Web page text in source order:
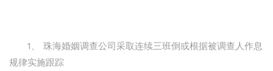
1、 珠海婚姻调查公司采取连续三班倒或根据被调查人作息
规律实施跟踪